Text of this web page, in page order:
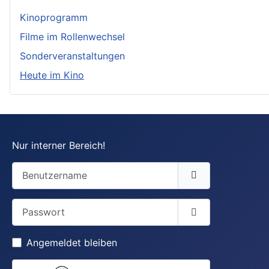
Kinoprogramm
Filme im Rollenwechsel
Sonderveranstaltungen
Heute im Kino
Nur interner Bereich!
Benutzername
Passwort
Passwort
Angemeldet bleiben